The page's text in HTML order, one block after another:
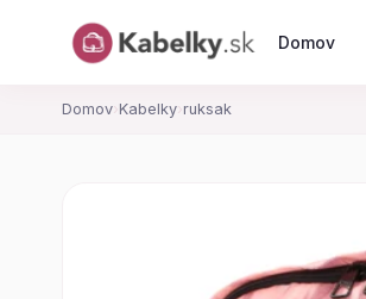
Domov
Domov› Kabelky› ruksak